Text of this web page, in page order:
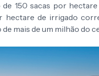
de 150 sacas por
hectare de irrigado
mais de um milhão do